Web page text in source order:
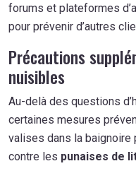
forums et plateformes
pour prévenir d’autres
Précautions
nuisibles
Au-delà des questions
certaines mesures
valises dans la baignoire
contre les punaises de